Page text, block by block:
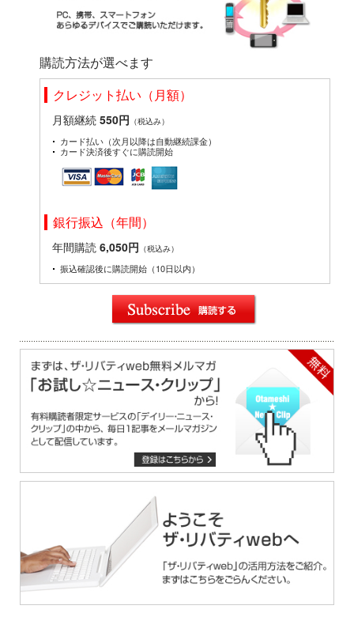
購読方法が選べます
クレジット払い（月額）
月額継続 550円 （税込み）
カード払い（次月以降は自動継続課金）
カード決済後すぐに購読開始
銀行振込（年間）
年間購読 6,050円 （税込み）
振込確認後に購読開始（10日以内）